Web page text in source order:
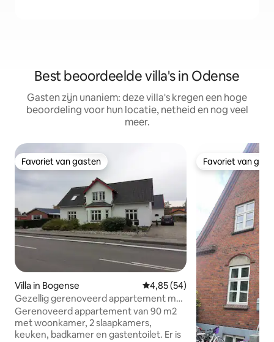
Best beoordeelde villa's in Odense
Gasten zijn unaniem: deze villa's kregen een hoge
beoordeling voor hun locatie, netheid en nog veel
meer.
Favoriet van gasten
Favoriet van gasten
Villa in Bogense Gemiddelde beoordeling van
4,85 (54)
Gezellig gerenoveerd appartement met
tuin in het centrum van Bogense
Gerenoveerd appartement van 90 m2
met woonkamer, 2 slaapkamers,
keuken, badkamer en gastentoilet. Er is
Favoriet van
Favoriet van